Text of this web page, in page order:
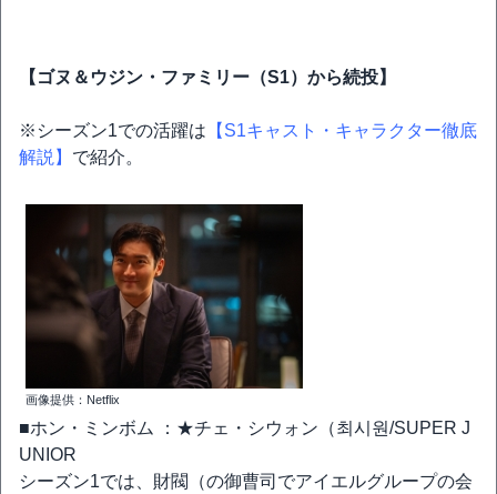
【ゴヌ＆ウジン・ファミリー（S1）から続投】
※シーズン1での活躍は 【S1キャスト・キャラクター徹底
解説】 で紹介。
画像提供：Netflix
■ホン・ミンボム ：★チェ・シウォン（최시원/SUPER J
UNIOR
シーズン1では、財閥（の御曹司でアイエルグループの会